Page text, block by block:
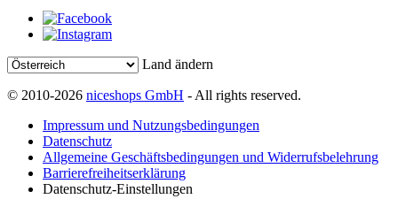
Land ändern
© 2010-2026 niceshops GmbH - All rights reserved.
Impressum und Nutzungsbedingungen
Datenschutz
Allgemeine Geschäftsbedingungen und Widerrufsbelehrung
Barrierefreiheitserklärung
Datenschutz-Einstellungen